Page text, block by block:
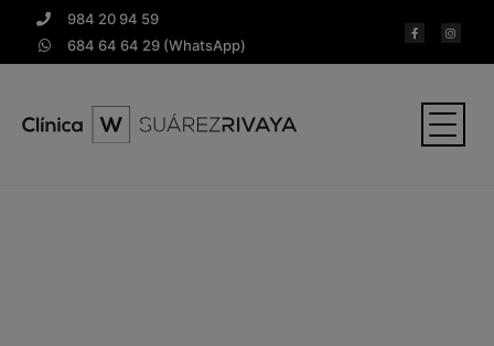
984 20 94 59
684 64 64 29 (WhatsApp)